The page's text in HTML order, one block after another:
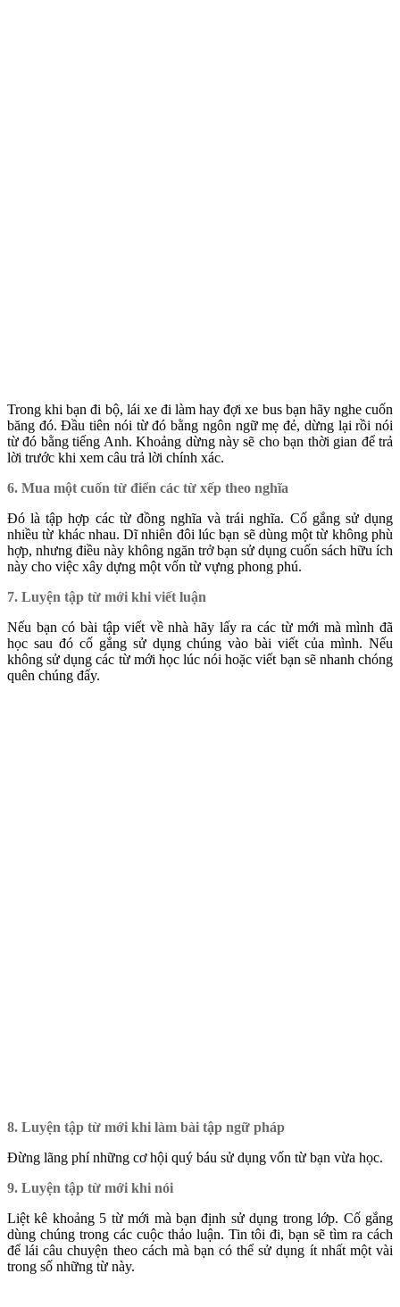
Trong khi bạn đi bộ, lái xe đi làm hay đợi xe bus bạn hãy nghe cuốn
băng đó. Đầu tiên nói từ đó bằng ngôn ngữ mẹ đẻ, dừng lại rồi nói
từ đó bằng tiếng Anh. Khoảng dừng này sẽ cho bạn thời gian để trả
lời trước khi xem câu trả lời chính xác.
6. Mua một cuốn từ điển các từ xếp theo nghĩa
Đó là tập hợp các từ đồng nghĩa và trái nghĩa. Cố gắng sử dụng
nhiều từ khác nhau. Dĩ nhiên đôi lúc bạn sẽ dùng một từ không phù
hợp, nhưng điều này không ngăn trở bạn sử dụng cuốn sách hữu ích
này cho việc xây dựng một vốn từ vựng phong phú.
7. Luyện tập từ mới khi viết luận
Nếu bạn có bài tập viết về nhà hãy lấy ra các từ mới mà mình đã
học sau đó cố gắng sử dụng chúng vào bài viết của mình. Nếu
không sử dụng các từ mới học lúc nói hoặc viết bạn sẽ nhanh chóng
quên chúng đấy.
8. Luyện tập từ mới khi làm bài tập ngữ pháp
Đừng lãng phí những cơ hội quý báu sử dụng vốn từ bạn vừa học.
9. Luyện tập từ mới khi nói
Liệt kê khoảng 5 từ mới mà bạn định sử dụng trong lớp. Cố gắng
dùng chúng trong các cuộc thảo luận. Tin tôi đi, bạn sẽ tìm ra cách
để lái câu chuyện theo cách mà bạn có thể sử dụng ít nhất một vài
trong số những từ này.